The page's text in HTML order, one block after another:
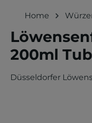
Home
200ml
Düsseldorfer